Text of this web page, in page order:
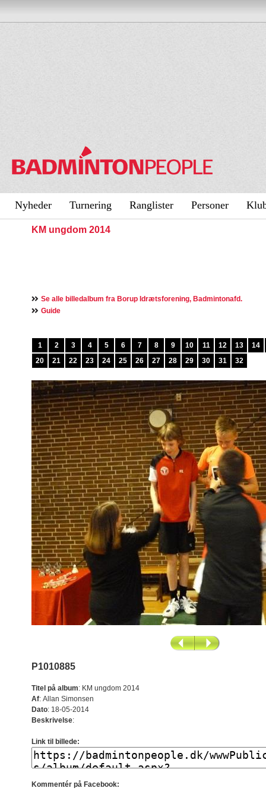
Nyheder Turnering Ranglister Personer
KM ungdom 2014
Se alle billedalbum fra Borup Idrætsforening, Badmintonafd.
Guide
1 2 3 4 5 6 7 8 9 10 11 12 13
14
20
21 22 23 24 25 26 27 28 29 30 31 32
P1010885
Titel på album: KM ungdom 2014
Af: Allan Simonsen
Dato: 18-05-2014
Beskrivelse:
Link til billede:
Kommentér på Facebook: